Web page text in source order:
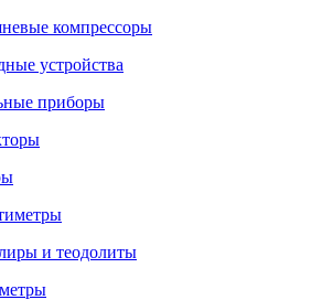
компрессоры
устройства
приборы
и теодолиты